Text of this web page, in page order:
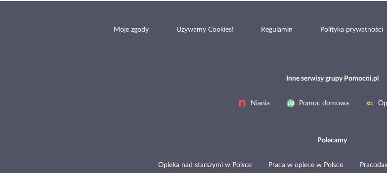
Moje zgody Używamy Cookies! Regulamin Polityka prywatności
Inne serwisy grupy Pomocni.pl
Niania Pomoc domowa
Polecamy
Opieka nad starszymi w Polsce Praca w opiece w Polsce